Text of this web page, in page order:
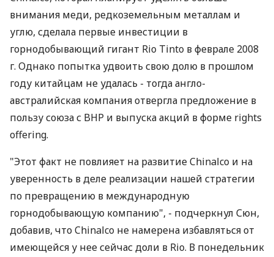
внимания меди, редкоземельным металлам и
углю, сделала первые инвестиции в
горнодобывающий гигант Rio Tinto в феврале 2008
г. Однако попытка удвоить свою долю в прошлом
году китайцам не удалась - тогда англо-
австралийская компания отвергла предложение в
пользу союза с BHP и выпуска акций в форме rights
offering.
"Этот факт не повлияет на развитие Chinalco и на
уверенность в деле реализации нашей стратегии
по превращению в международную
горнодобывающую компанию", - подчеркнул Сюн,
добавив, что Chinalco не намерена избавляться от
имеющейся у нее сейчас доли в Rio. В понедельник